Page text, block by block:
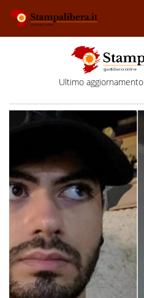
Ultimo aggiornamento